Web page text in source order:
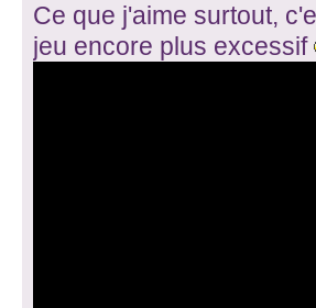
Ce que j'aime surtout,
jeu encore plus excessif